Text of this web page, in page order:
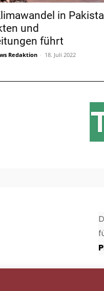
in
und
führt
Redaktion - 18. Juli 2022